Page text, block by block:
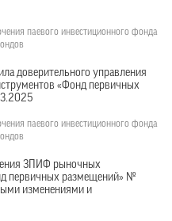
паевого инвестиционного фонда
доверительного управления
«Фонд первичных
паевого инвестиционного фонда
ЗПИФ рыночных
первичных размещений» №
изменениями и